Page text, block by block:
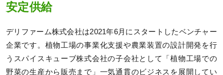
安定供給
デリファーム株式会社は2021年6月にスタートしたベンチャー
企業です。植物工場の事業化支援や農業装置の設計開発を行
うスパイスキューブ株式会社の子会社として「植物工場での
野菜の生産から販売まで」一気通貫のビジネスを展開してい